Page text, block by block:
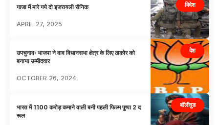
विदेश
गाजा में मारे गये दो इजरायली सैनिक
APRIL 27, 2025
देश
उपचुनावः भाजपा ने वाव विधानसभा क्षेत्र के लिए ठाकोर को
बनाया उम्मीदवार
OCTOBER 26, 2024
बॉलीवुड
भारत में 1100 करोड़ कमाने वाली बनी पहली फिल्म पुष्पा 2 द
रूल